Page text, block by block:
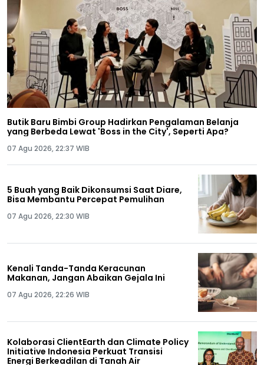
Butik Baru Bimbi Group Hadirkan Pengalaman Belanja
yang Berbeda Lewat 'Boss in the City', Seperti Apa?
07 Agu 2026, 22:37 WIB
5 Buah yang Baik Dikonsumsi Saat Diare,
Bisa Membantu Percepat Pemulihan
07 Agu 2026, 22:30 WIB
Kenali Tanda-Tanda Keracunan
Makanan, Jangan Abaikan Gejala Ini
07 Agu 2026, 22:26 WIB
Kolaborasi ClientEarth dan Climate Policy
Initiative Indonesia Perkuat Transisi
Energi Berkeadilan di Tanah Air